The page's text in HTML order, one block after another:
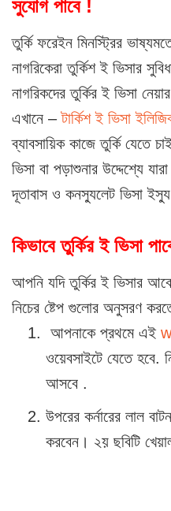
সুযোগ পাবে !
তুর্কি ফরেইন মিনস্ট্রির
নাগরিকেরা তুর্কিশ ই ভিসার
নাগরিকদের তুর্কির ই ভিসা
এখানে –টার্কিশ ই ভিসা
ব্যাবসায়িক কাজে তুর্কি যেতে
ভিসা বা পড়াশুনার উদ্দেশ্যে
দূতাবাস ও কনস্যুলেট ভিসা
কিভাবে তুর্কির ই ভিসা
আপনি যদি তুর্কির ই ভিসার
নিচের ষ্টেপ গুলোর অনুসরণ
আপনাকে প্রথমে এই
ওয়েবসাইটে যেতে হবে.
আসবে .
উপরের কর্নারের লাল
করবেন। ২য় ছবিটি